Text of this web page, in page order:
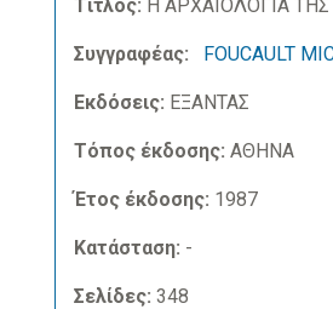
Τίτλος: Η ΑΡΧΑΙΟΛΟΓΙΑ
Συγγραφέας: FOUCAULT
Εκδόσεις: ΕΞΑΝΤΑΣ
Τόπος έκδοσης: ΑΘΗΝΑ
Έτος έκδοσης: 1987
Κατάσταση: -
Σελίδες: 348